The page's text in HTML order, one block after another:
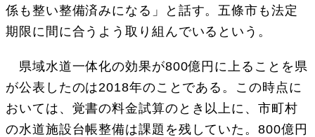
係も整い整備済みになる」と話す。五條市も法定
期限に間に合うよう取り組んでいるという。
県域水道一体化の効果が800億円に上ることを県
が公表したのは2018年のことである。この時点に
おいては、覚書の料金試算のとき以上に、市町村
の水道施設台帳整備は課題を残していた。800億円